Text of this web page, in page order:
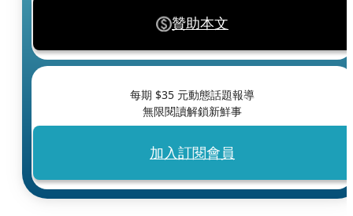
贊助本文
每期 $35 元動態話題報導
無限閱讀解鎖新鮮事
加入訂閱會員